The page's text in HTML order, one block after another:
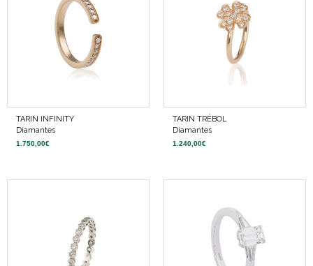
TARIN INFINITY
Diamantes
1.750,00€
TARIN TRÉBOL
Diamantes
1.240,00€